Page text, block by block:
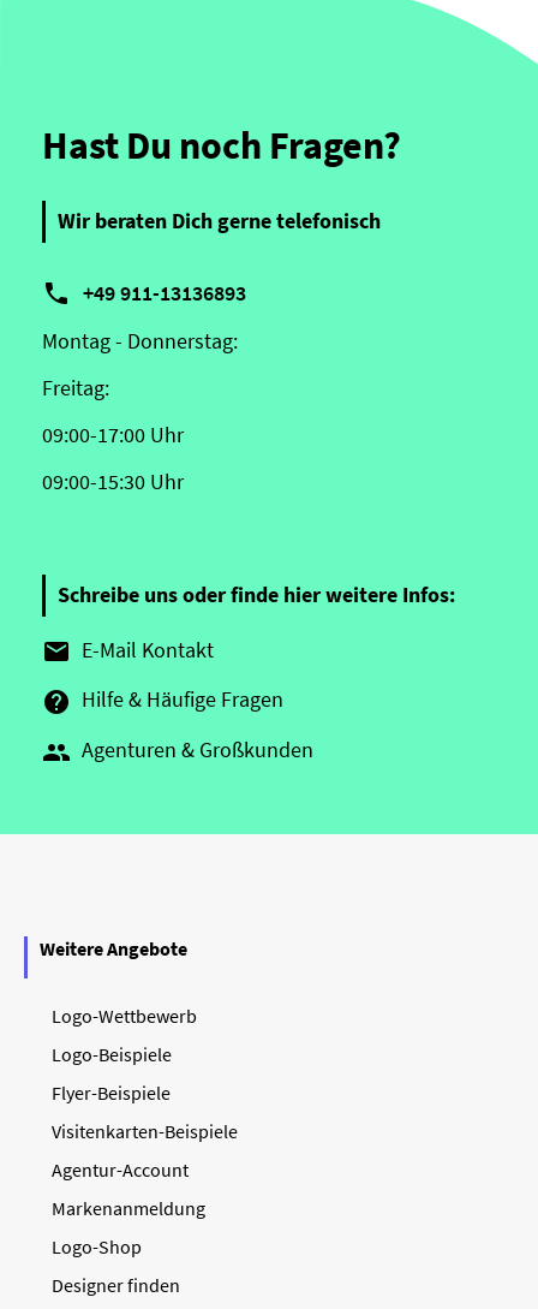
Hast Du noch Fragen?
Wir beraten Dich gerne telefonisch
 +49 911-13136893
Montag - Donnerstag:
Freitag:
09:00-17:00 Uhr
09:00-15:30 Uhr
Schreibe uns oder finde hier weitere Infos:
 E-Mail Kontakt
 Hilfe & Häufige Fragen
 Agenturen & Großkunden
Weitere Angebote
Logo-Wettbewerb
Logo-Beispiele
Flyer-Beispiele
Visitenkarten-Beispiele
Agentur-Account
Markenanmeldung
Logo-Shop
Designer finden